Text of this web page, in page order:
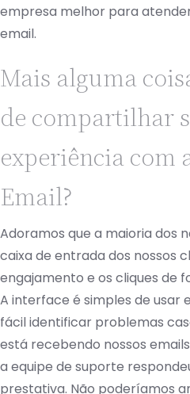
empresa melhor para
email.
Mais alguma
de compartilhar
experiência com
Email?
Adoramos que a maioria dos
caixa de entrada dos nossos
engajamento e os cliques de
A interface é simples de usar
fácil identificar problemas
está recebendo nossos
a equipe de suporte
prestativa. Não poderíamos